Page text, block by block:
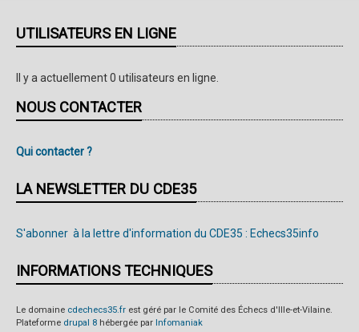
UTILISATEURS EN LIGNE
Il y a actuellement 0 utilisateurs en ligne.
NOUS CONTACTER
Qui contacter ?
LA NEWSLETTER DU CDE35
S'abonner à la lettre d'information du CDE35 : Echecs35info
INFORMATIONS TECHNIQUES
Le domaine cdechecs35.fr est géré par le Comité des Échecs d'Ille-et-Vilaine.
Plateforme drupal 8 hébergée par Infomaniak